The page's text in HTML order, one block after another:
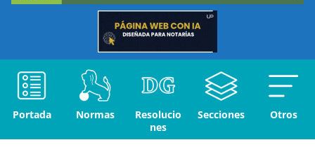
Portada Normas
Resolucio
nes
Secciones Otros